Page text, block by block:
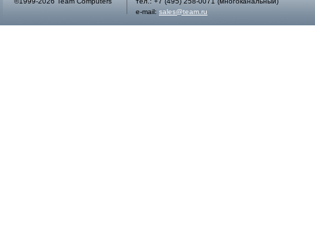
e-mail: sales@team.ru